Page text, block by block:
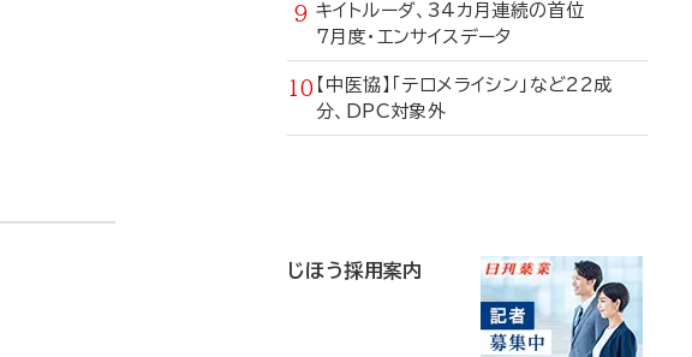
キイトルーダ、34カ月連続の首位
7月度・エンサイスデータ
【中医協】「テロメライシン」など22成
分、DPC対象外
じほう採用案内